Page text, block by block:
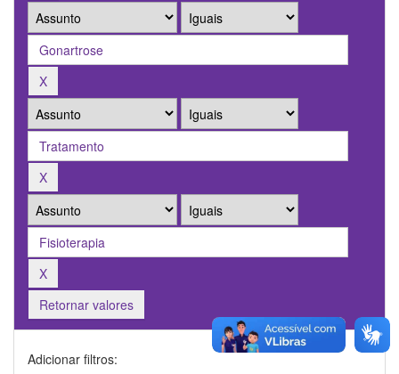
Retornar valores
Adicionar filtros: